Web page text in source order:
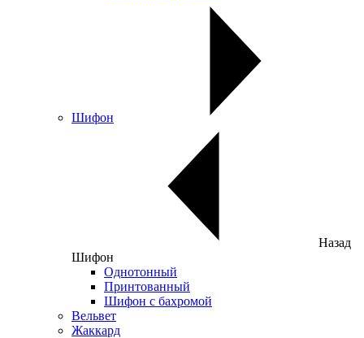
Шифон
Назад
Шифон
Однотонный
Принтованный
Шифон с бахромой
Вельвет
Жаккард